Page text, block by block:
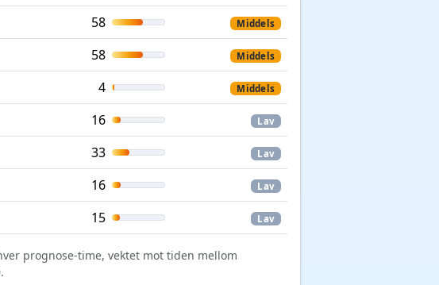
58 Middels
58 Middels
4 Middels
16 Lav
33 Lav
16 Lav
15 Lav
prognose-time, vektet mot tiden mellom